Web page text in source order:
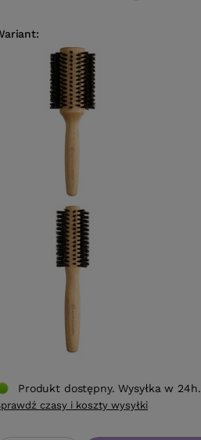
Produkt dostępny. Wysyłka w 24h.
czasy i koszty wysyłki